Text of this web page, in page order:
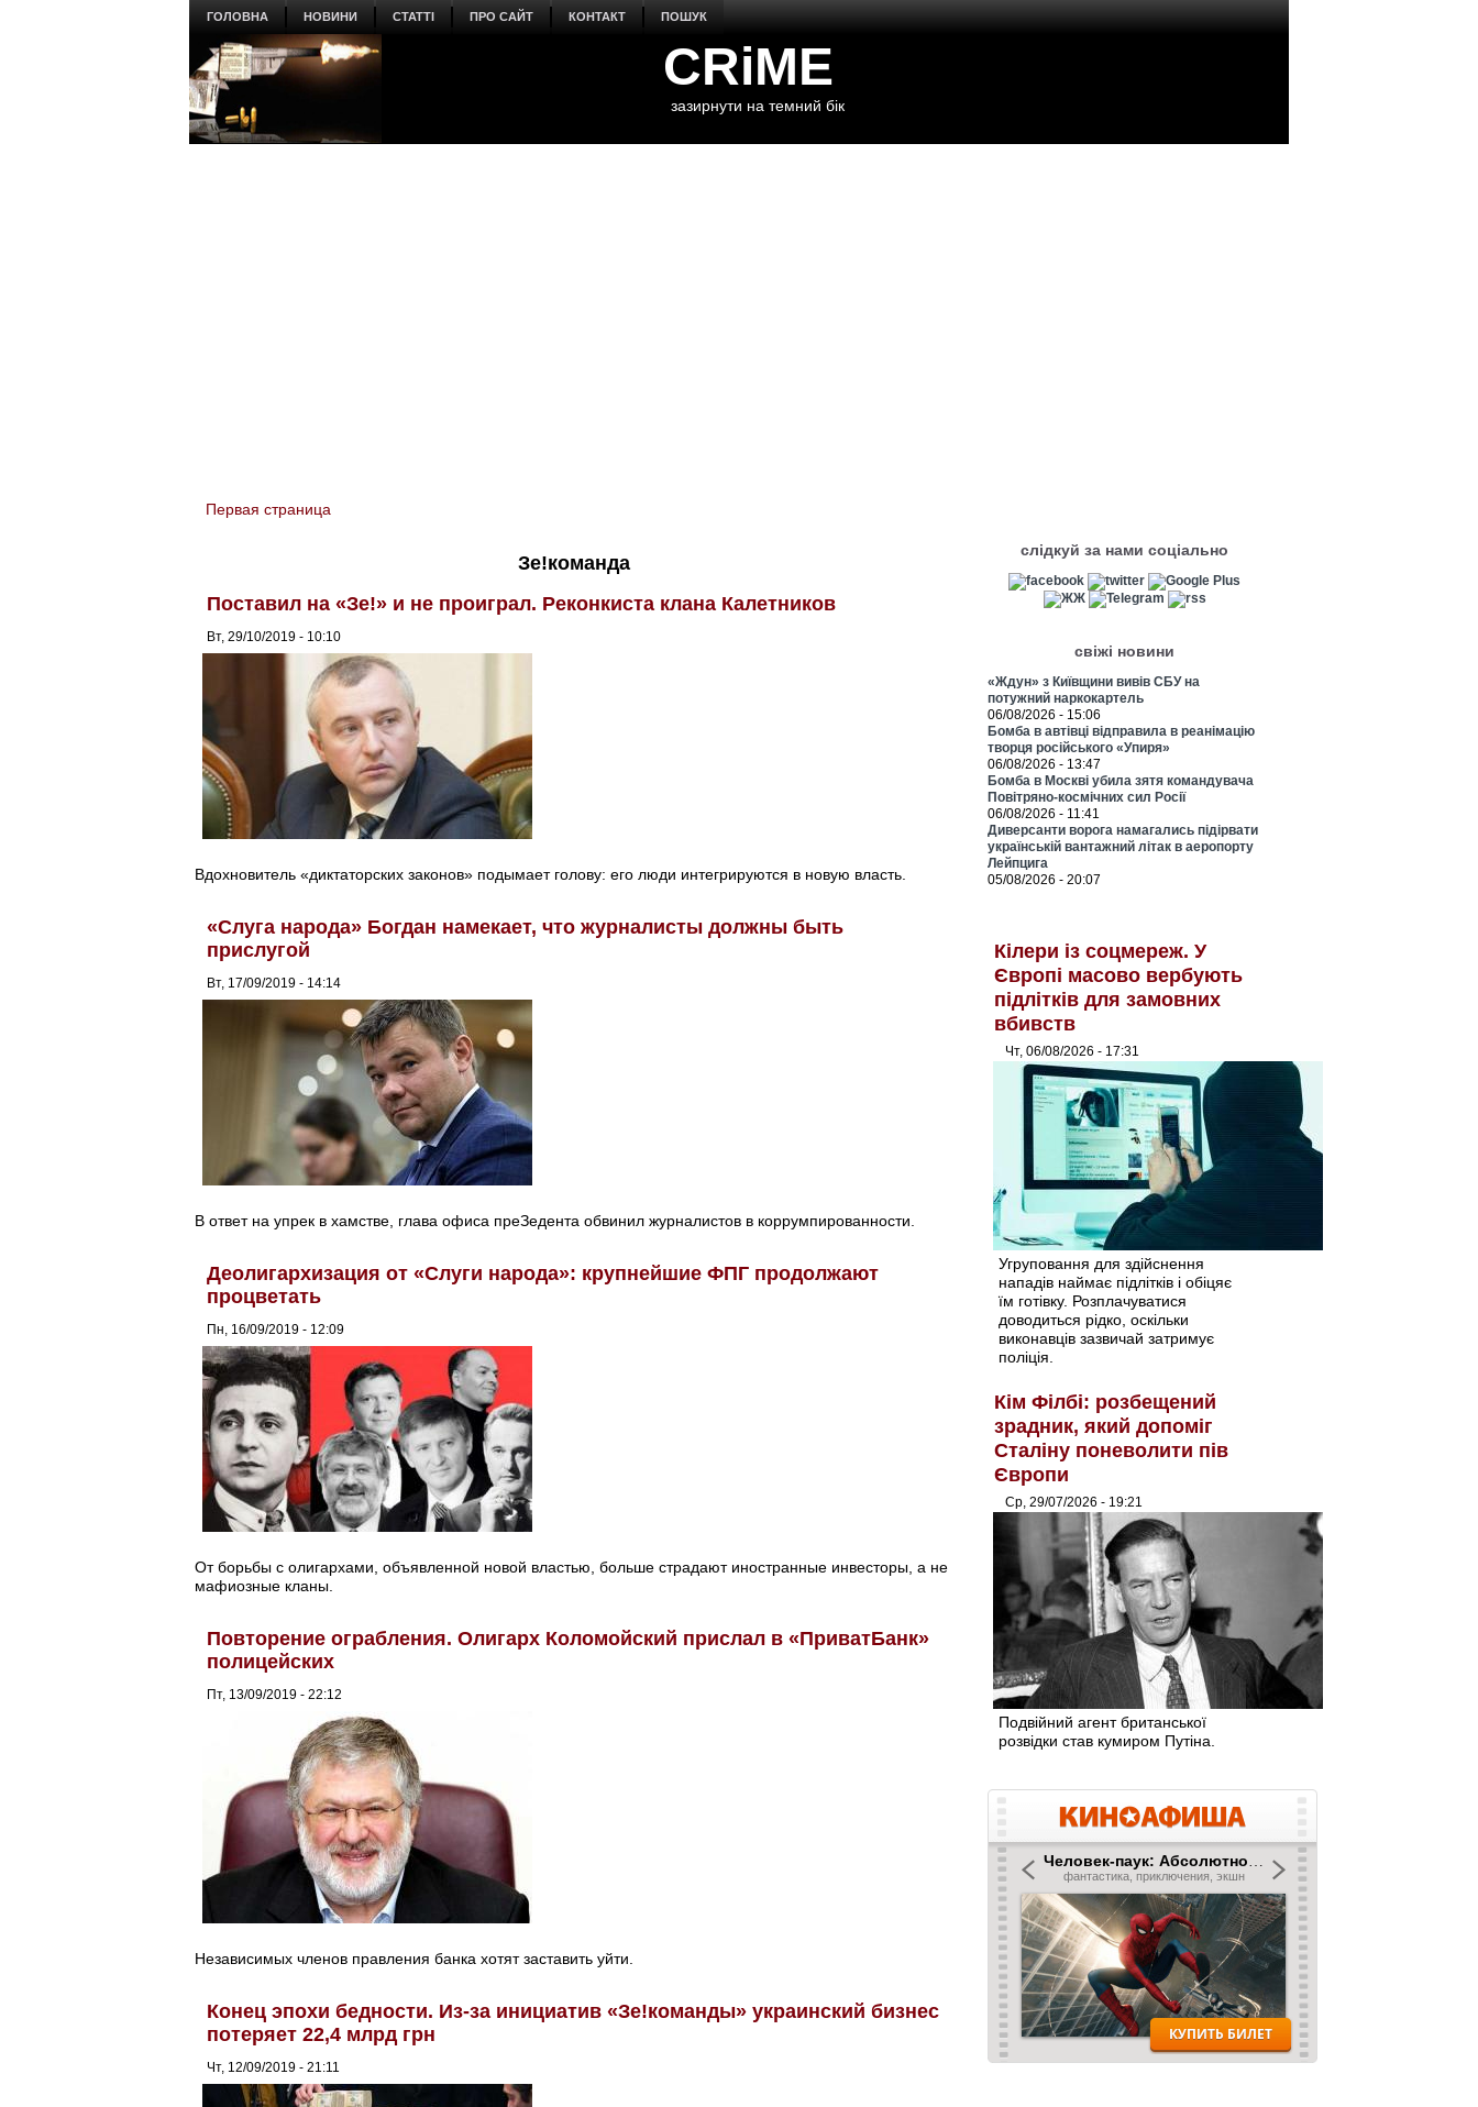
ГОЛОВНА НОВИНИ СТАТТІ ПРО САЙТ КОНТАКТ ПОШУК
CRiME
зазирнути на темний бік
You are here
Первая страница
Зе!команда
Поставил на «Зе!» и не проиграл. Реконкиста клана Калетников
Вт, 29/10/2019 - 10:10
Вдохновитель «диктаторских законов» подымает голову: его люди интегрируются в новую власть.
«Слуга народа» Богдан намекает, что журналисты должны быть
прислугой
Вт, 17/09/2019 - 14:14
В ответ на упрек в хамстве, глава офиса преЗедента обвинил журналистов в коррумпированности.
Деолигархизация от «Слуги народа»: крупнейшие ФПГ продолжают
процветать
Пн, 16/09/2019 - 12:09
От борьбы с олигархами, объявленной новой властью, больше страдают иностранные инвесторы, а не
мафиозные кланы.
Повторение ограбления. Олигарх Коломойский прислал в «ПриватБанк»
полицейских
Пт, 13/09/2019 - 22:12
Независимых членов правления банка хотят заставить уйти.
Конец эпохи бедности. Из-за инициатив «Зе!команды» украинский бизнес
потеряет 22,4 млрд грн
Чт, 12/09/2019 - 21:11
слідкуй за нами соціально
свіжі новини
«Ждун» з Київщини вивів СБУ на
потужний наркокартель
06/08/2026 - 15:06
Бомба в автівці відправила в реанімацію
творця російського «Упиря»
06/08/2026 - 13:47
Бомба в Москві убила зятя командувача
Повітряно-космічних сил Росії
06/08/2026 - 11:41
Диверсанти ворога намагались підірвати
українській вантажний літак в аеропорту
Лейпцига
05/08/2026 - 20:07
Кілери із соцмереж. У
Європі масово вербують
підлітків для замовних
вбивств
Чт, 06/08/2026 - 17:31
Угруповання для здійснення
нападів наймає підлітків і обіцяє
їм готівку. Розплачуватися
доводиться рідко, оскільки
виконавців зазвичай затримує
поліція.
Кім Філбі: розбещений
зрадник, який допоміг
Сталіну поневолити пів
Європи
Ср, 29/07/2026 - 19:21
Подвійний агент британської
розвідки став кумиром Путіна.